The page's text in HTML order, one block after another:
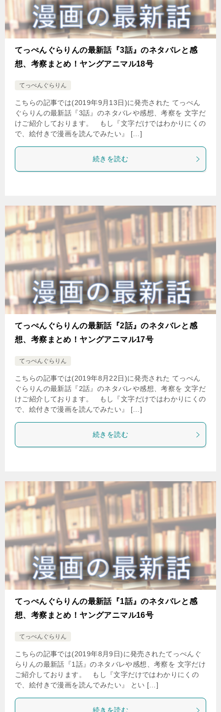
てっぺんぐらりんの最新話『3話』のネタバレと感
想、考察まとめ！ヤングアニマル18号
てっぺんぐらりん
こちらの記事では(2019年9月13日)に発売された てっぺん
ぐらりんの最新話『3話』のネタバレや感想、考察を 文字だ
けご紹介しております。 もし『文字だけではわかりにくの
で、絵付きで漫画を読んでみたい』 […]
続きを読む
てっぺんぐらりんの最新話『2話』のネタバレと感
想、考察まとめ！ヤングアニマル17号
てっぺんぐらりん
こちらの記事では(2019年8月22日)に発売された てっぺん
ぐらりんの最新話『2話』のネタバレや感想、考察を 文字だ
けご紹介しております。 もし『文字だけではわかりにくの
で、絵付きで漫画を読んでみたい』 […]
続きを読む
てっぺんぐらりんの最新話『1話』のネタバレと感
想、考察まとめ！ヤングアニマル16号
てっぺんぐらりん
こちらの記事では(2019年8月9日)に発売されたてっぺんぐ
らりんの最新話『1話』のネタバレや感想、考察を 文字だけ
ご紹介しております。 もし『文字だけではわかりにくの
で、絵付きで漫画を読んでみたい』 とい […]
続きを読む